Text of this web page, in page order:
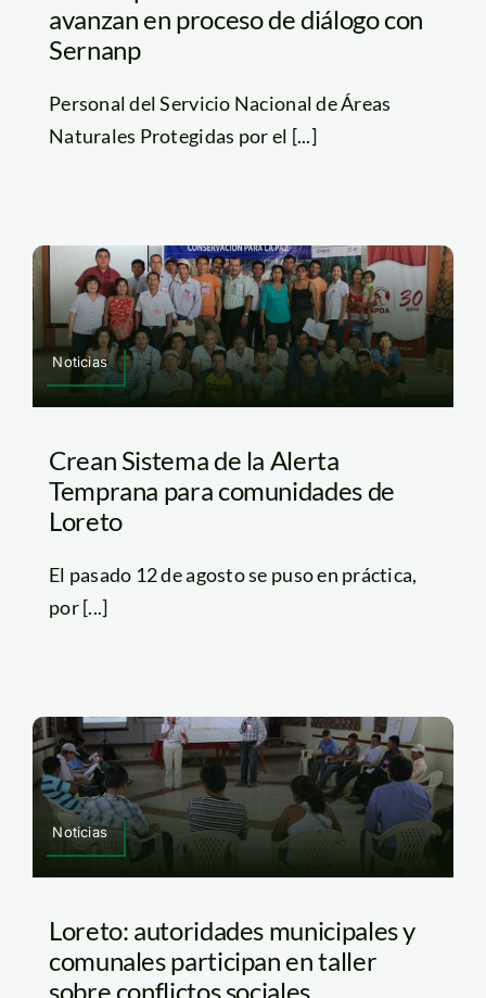
avanzan en proceso de diálogo con
Sernanp
Personal del Servicio Nacional de Áreas
Naturales Protegidas por el [...]
Noticias
Crean Sistema de la Alerta
Temprana para comunidades de
Loreto
El pasado 12 de agosto se puso en práctica,
por [...]
Noticias
Loreto: autoridades municipales y
comunales participan en taller
sobre conflictos sociales